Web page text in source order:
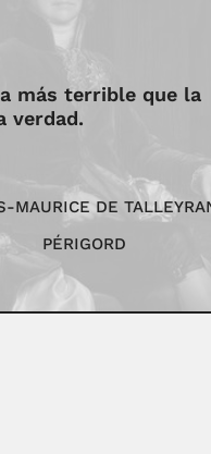
más terrible que la
verdad.
MAURICE DE
PÉRIGORD